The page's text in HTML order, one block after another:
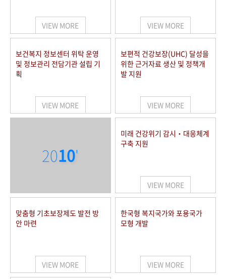
VIEW MORE VIEW MORE
보건복지 정보센터 위탁 운영
및 정보관리 전담기관 설립 기
획
VIEW MORE
보편적 건강보장(UHC) 달성을
위한 근거자료 생산 및 정책개
발 지원
VIEW MORE
2010'
미래 건강위기 감시‧대응체계
구축 지원
VIEW MORE
맞춤형 기초보장제도 발전 방
안 마련
VIEW MORE
한국형 복지국가와 포용국가
모형 개발
VIEW MORE